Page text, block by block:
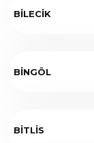
BİLECİK
BİNGÖL
BİTLİS